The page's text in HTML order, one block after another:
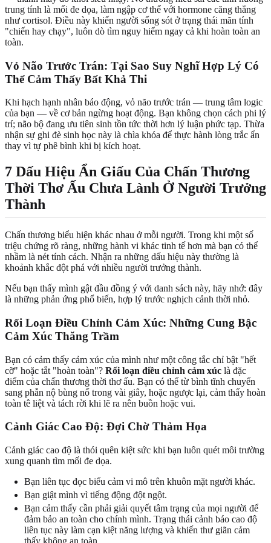
trung tính là mối đe dọa, làm ngập cơ thể với hormone căng thẳng
như cortisol. Điều này khiến người sống sót ở trạng thái mãn tính
"chiến hay chạy", luôn dò tìm nguy hiểm ngay cả khi hoàn toàn an
toàn.
Vỏ Não Trước Trán: Tại Sao Suy Nghĩ Hợp Lý Có
Thể Cảm Thấy Bất Khả Thi
Khi hạch hạnh nhân báo động, vỏ não trước trán — trung tâm logic
của bạn — về cơ bản ngừng hoạt động. Bạn không chọn cách phi lý
trí; não bộ đang ưu tiên sinh tồn tức thời hơn lý luận phức tạp. Thừa
nhận sự ghi đè sinh học này là chìa khóa để thực hành lòng trắc ẩn
thay vì tự phê bình khi bị kích hoạt.
7 Dấu Hiệu Ẩn Giấu Của Chấn Thương
Thời Thơ Ấu Chưa Lành Ở Người Trưởng
Thành
Chấn thương biểu hiện khác nhau ở mỗi người. Trong khi một số
triệu chứng rõ ràng, những hành vi khác tinh tế hơn mà bạn có thể
nhầm là nét tính cách. Nhận ra những dấu hiệu này thường là
khoảnh khắc đột phá với nhiều người trưởng thành.
Nếu bạn thấy mình gật đầu đồng ý với danh sách này, hãy nhớ: đây
là những phản ứng phổ biến, hợp lý trước nghịch cảnh thời nhỏ.
Rối Loạn Điều Chỉnh Cảm Xúc: Những Cung Bậc
Cảm Xúc Thăng Trầm
Bạn có cảm thấy cảm xúc của mình như một công tắc chỉ bật "hết
cỡ" hoặc tắt "hoàn toàn"? Rối loạn điều chỉnh cảm xúc là đặc
điểm của chấn thương thời thơ ấu. Bạn có thể từ bình tĩnh chuyển
sang phẫn nộ bùng nổ trong vài giây, hoặc ngược lại, cảm thấy hoàn
toàn tê liệt và tách rời khi lẽ ra nên buồn hoặc vui.
Cảnh Giác Cao Độ: Đợi Chờ Thảm Họa
Cảnh giác cao độ là thói quên kiệt sức khi bạn luôn quét môi trường
xung quanh tìm mối đe dọa.
Bạn liên tục đọc biểu cảm vi mô trên khuôn mặt người khác.
Bạn giật mình vì tiếng động đột ngột.
Bạn cảm thấy cần phải giải quyết tâm trạng của mọi người để
đảm bảo an toàn cho chính mình. Trạng thái cảnh báo cao độ
liên tục này làm cạn kiệt năng lượng và khiến thư giãn cảm